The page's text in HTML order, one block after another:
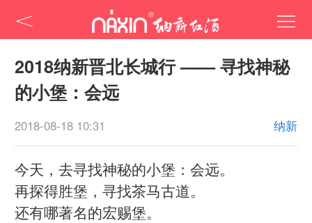
2018纳新晋北长城行 —— 寻找神秘
的小堡：会远
纳新
2018-08-18 10:31
今天，去寻找神秘的小堡：会远。
再探得胜堡，寻找茶马古道。
还有哪著名的宏赐堡。